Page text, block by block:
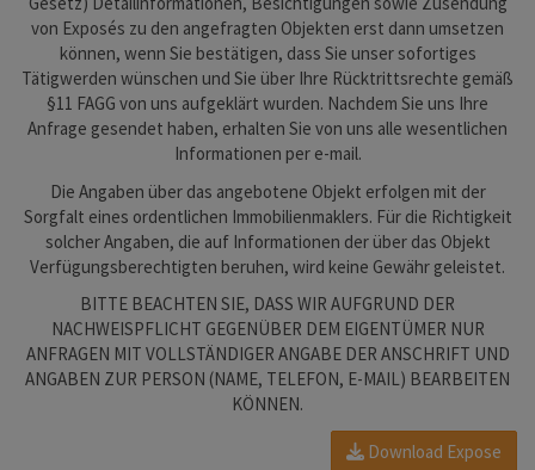
von Exposés zu den angefragten Objekten erst dann umsetzen
können, wenn Sie bestätigen, dass Sie unser sofortiges
Tätigwerden wünschen und Sie über Ihre Rücktrittsrechte gemäß
§11 FAGG von uns aufgeklärt wurden. Nachdem Sie uns Ihre
Anfrage gesendet haben, erhalten Sie von uns alle wesentlichen
Informationen per e-mail.
Die Angaben über das angebotene Objekt erfolgen mit der
Sorgfalt eines ordentlichen Immobilienmaklers. Für die Richtigkeit
solcher Angaben, die auf Informationen der über das Objekt
Verfügungsberechtigten beruhen, wird keine Gewähr geleistet.
BITTE BEACHTEN SIE, DASS WIR AUFGRUND DER
NACHWEISPFLICHT GEGENÜBER DEM EIGENTÜMER NUR
ANFRAGEN MIT VOLLSTÄNDIGER ANGABE DER ANSCHRIFT UND
ANGABEN ZUR PERSON (NAME, TELEFON, E-MAIL) BEARBEITEN
KÖNNEN.
Download Expose